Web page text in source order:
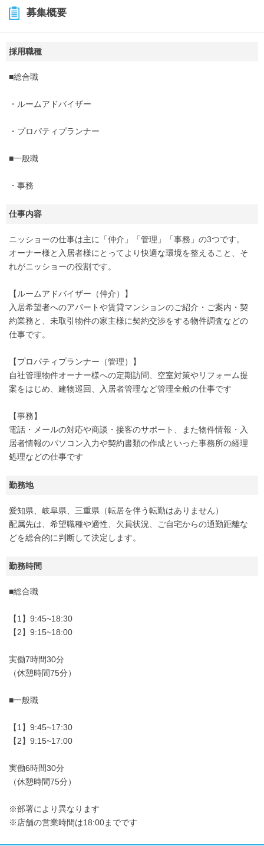
募集概要
採用職種
■総合職
・ルームアドバイザー
・プロパティプランナー
■一般職
・事務
仕事内容
ニッショーの仕事は主に「仲介」「管理」「事務」の3つです。
オーナー様と入居者様にとってより快適な環境を整えること、そ
れがニッショーの役割です。
【ルームアドバイザー（仲介）】
入居希望者へのアパートや賃貸マンションのご紹介・ご案内・契
約業務と、未取引物件の家主様に契約交渉をする物件調査などの
仕事です。
【プロパティプランナー（管理）】
自社管理物件オーナー様への定期訪問、空室対策やリフォーム提
案をはじめ、建物巡回、入居者管理など管理全般の仕事です
【事務】
電話・メールの対応や商談・接客のサポート、また物件情報・入
居者情報のパソコン入力や契約書類の作成といった事務所の経理
処理などの仕事です
勤務地
愛知県、岐阜県、三重県（転居を伴う転勤はありません）
配属先は、希望職種や適性、欠員状況、ご自宅からの通勤距離な
どを総合的に判断して決定します。
勤務時間
■総合職
【1】9:45~18:30
【2】9:15~18:00
実働7時間30分
（休憩時間75分）
■一般職
【1】9:45~17:30
【2】9:15~17:00
実働6時間30分
（休憩時間75分）
※部署により異なります
※店舗の営業時間は18:00までです